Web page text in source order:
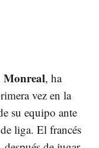
, ha
vez en la
su equipo ante
liga. El francés